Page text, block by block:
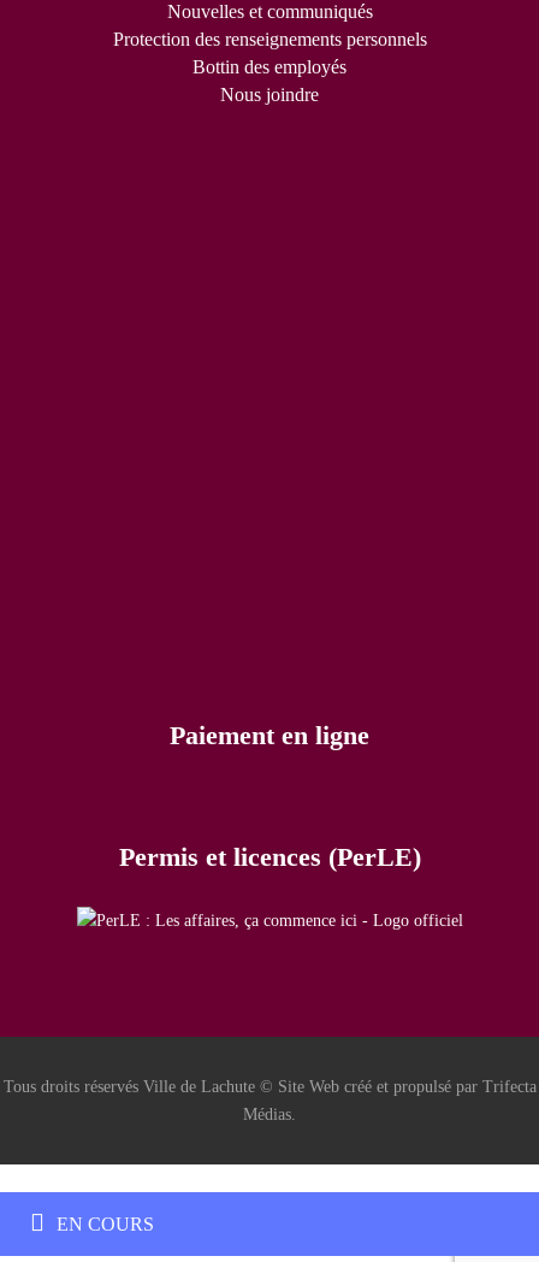
Nouvelles et communiqués
Protection des renseignements personnels
Bottin des employés
Nous joindre
Paiement en ligne
Permis et licences (PerLE)
Tous droits réservés Ville de Lachute © Site Web créé et propulsé par Trifecta
Médias.
EN COURS